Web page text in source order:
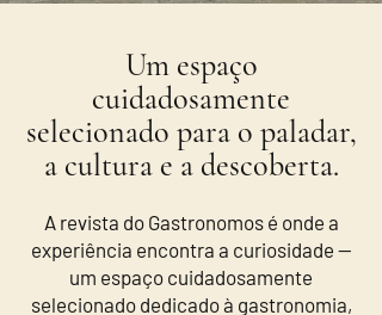
Um espaço
cuidadosamente
selecionado para o paladar,
a cultura e a descoberta.
A revista do Gastronomos é onde a
experiência encontra a curiosidade —
um espaço cuidadosamente
selecionado dedicado à gastronomia,